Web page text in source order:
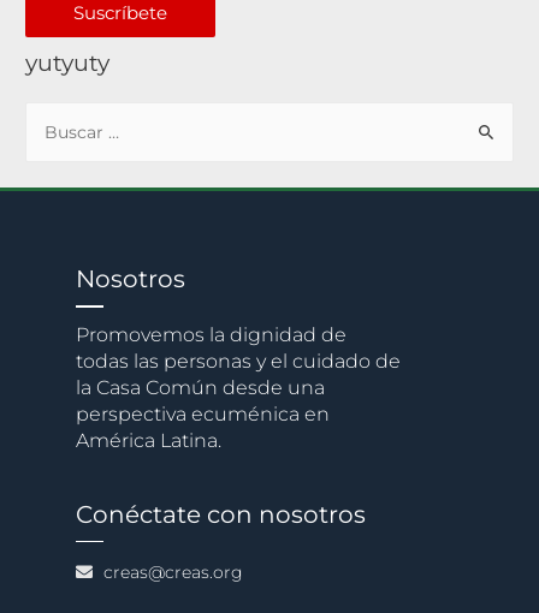
Suscríbete
yutyuty
Nosotros
Promovemos la dignidad de
todas las personas y el cuidado de
la Casa Común desde una
perspectiva ecuménica en
América Latina.
Conéctate con nosotros
creas@creas.org